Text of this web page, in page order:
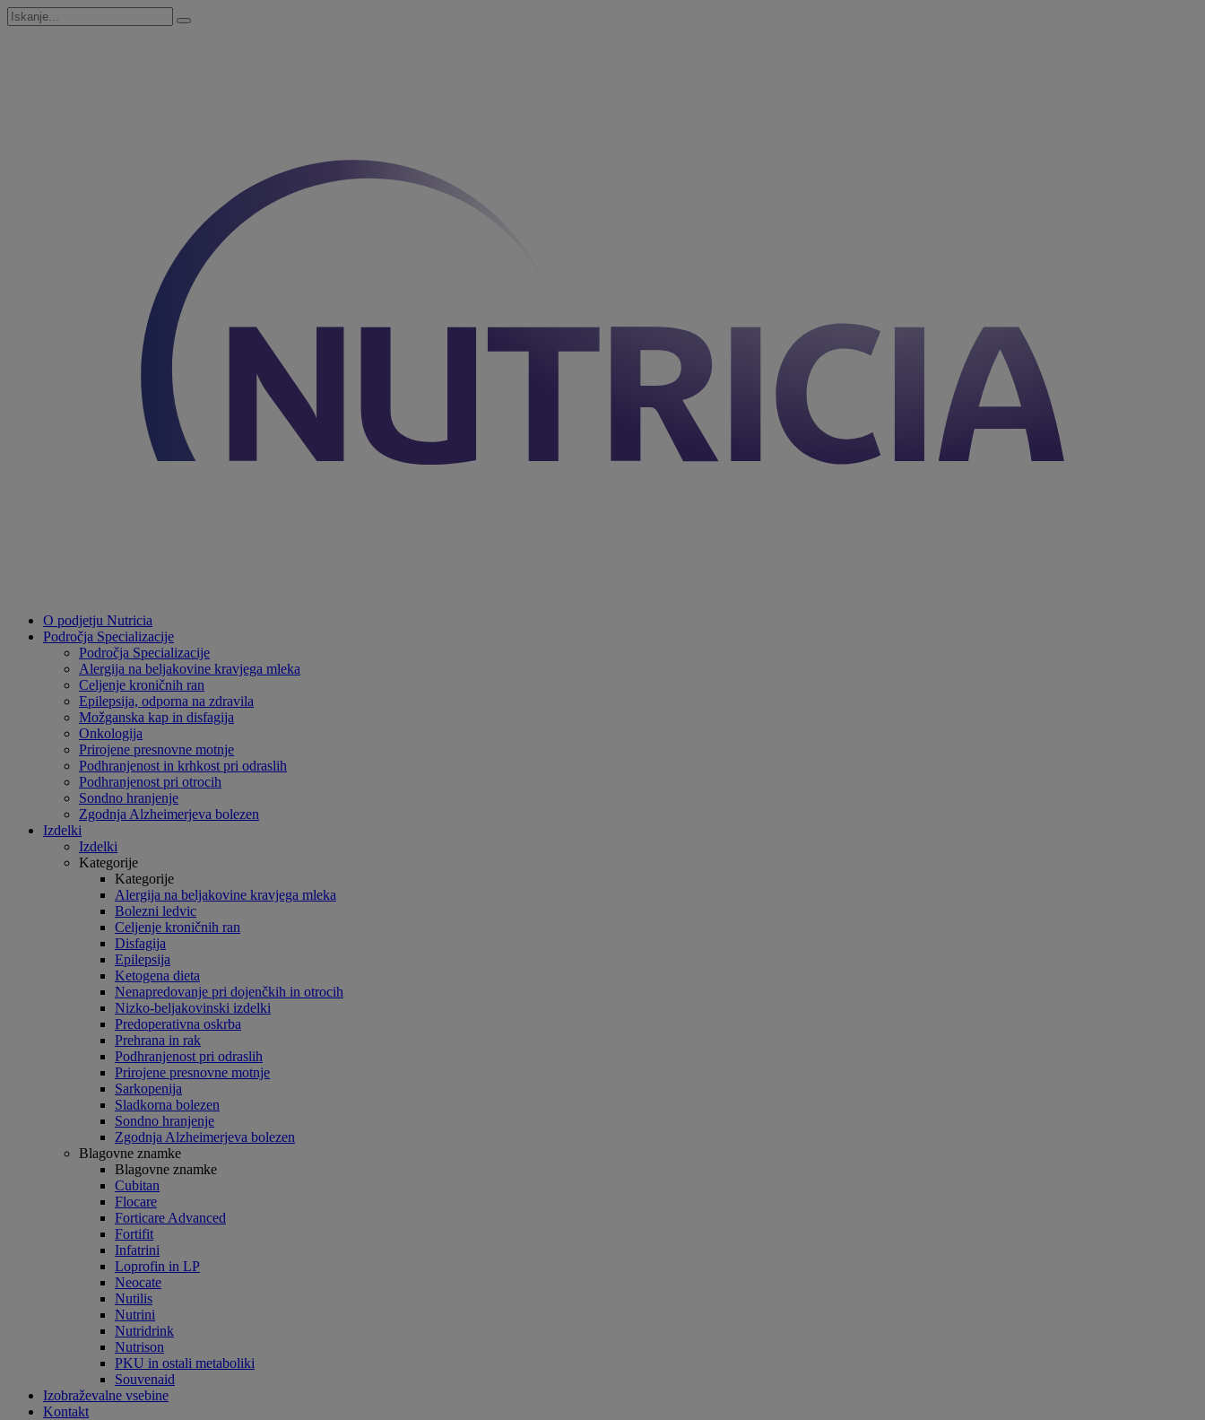
O podjetju Nutricia
Področja Specializacije
Področja Specializacije
Alergija na beljakovine kravjega mleka
Celjenje kroničnih ran
Epilepsija, odporna na zdravila
Možganska kap in disfagija
Onkologija
Prirojene presnovne motnje
Podhranjenost in krhkost pri odraslih
Podhranjenost pri otrocih
Sondno hranjenje
Zgodnja Alzheimerjeva bolezen
Izdelki
Izdelki
Kategorije
Kategorije
Alergija na beljakovine kravjega mleka
Bolezni ledvic
Celjenje kroničnih ran
Disfagija
Epilepsija
Ketogena dieta
Nenapredovanje pri dojenčkih in otrocih
Nizko-beljakovinski izdelki
Predoperativna oskrba
Prehrana in rak
Podhranjenost pri odraslih
Prirojene presnovne motnje
Sarkopenija
Sladkorna bolezen
Sondno hranjenje
Zgodnja Alzheimerjeva bolezen
Blagovne znamke
Blagovne znamke
Cubitan
Flocare
Forticare Advanced
Fortifit
Infatrini
Loprofin in LP
Neocate
Nutilis
Nutrini
Nutridrink
Nutrison
PKU in ostali metaboliki
Souvenaid
Izobraževalne vsebine
Kontakt